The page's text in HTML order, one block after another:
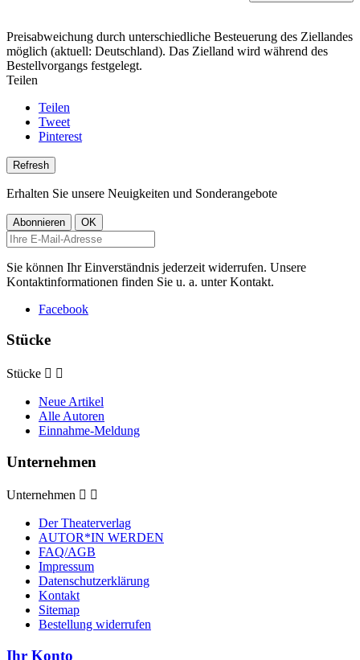
Preisabweichung durch unterschiedliche Besteuerung des Ziellandes
möglich (aktuell: Deutschland). Das Zielland wird während des
Bestellvorgangs festgelegt.
Teilen
Teilen
Tweet
Pinterest
Erhalten Sie unsere Neuigkeiten und Sonderangebote
Sie können Ihr Einverständnis jederzeit widerrufen. Unsere
Kontaktinformationen finden Sie u. a. unter Kontakt.
Facebook
Stücke
Stücke  
Neue Artikel
Alle Autoren
Einnahme-Meldung
Unternehmen
Unternehmen  
Der Theaterverlag
AUTOR*IN WERDEN
FAQ/AGB
Impressum
Datenschutzerklärung
Kontakt
Sitemap
Bestellung widerrufen
Ihr Konto